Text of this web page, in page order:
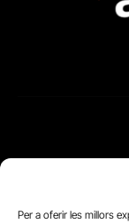
Per a oferir les millors